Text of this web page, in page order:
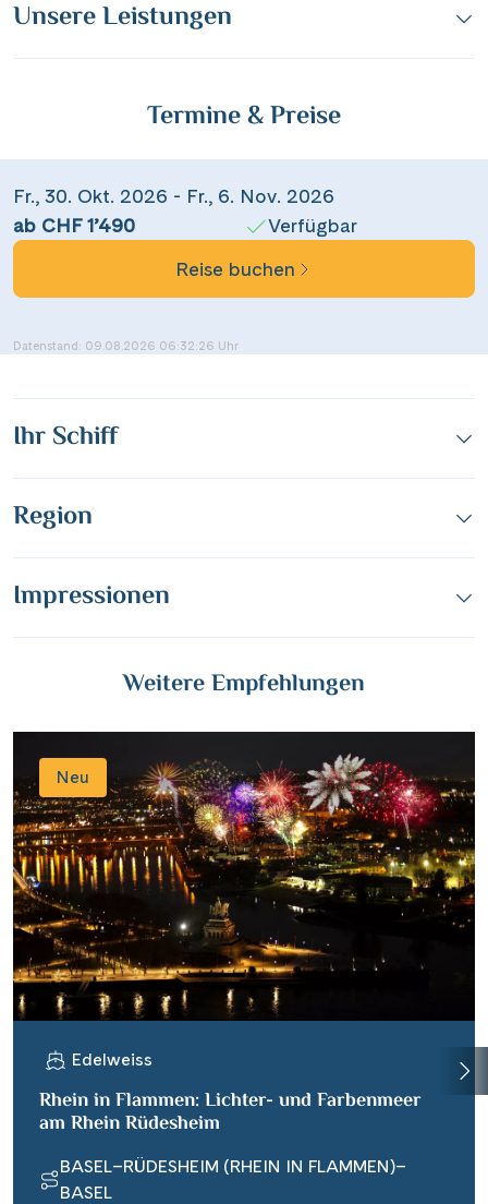
Teile diese Reise
Zwischen Rheinromantik und Rheinperlen
Messenger
WhatsApp
Link kopieren
Unsere Leistungen
Termine & Preise
Fr., 30. Okt. 2026 - Fr., 6. Nov. 2026
ab CHF 1’490
Verfügbar
Reise buchen
Datenstand: 09.08.2026 06:32:26 Uhr
Ihr Schiff
Region
Impressionen
Weitere Empfehlungen
Neu
Edelweiss
Rhein in Flammen: Lichter- und Farbenmeer
am Rhein Rüdesheim
BASEL–RÜDESHEIM (RHEIN IN FLAMMEN)–
BASEL